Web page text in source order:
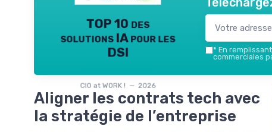
TOP 10 des
solutions IA pour les
DSI
CIO at WORK ! — 2026
* En
commerciales
Aligner les contrats tech avec
la stratégie de l’entreprise